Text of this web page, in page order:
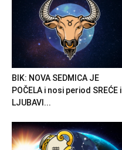
BIK: NOVA SEDMICA JE
POČELA i nosi period SREĆE i
LJUBAVI...